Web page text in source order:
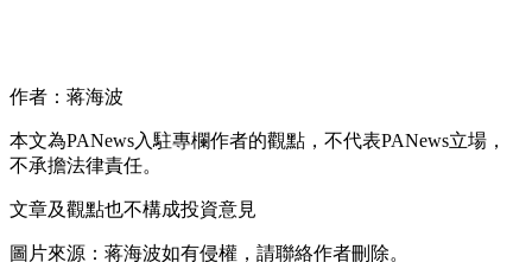
作者：蒋海波
本文為PANews入駐專欄作者的觀點，不代表PANews立場，
不承擔法律責任。
文章及觀點也不構成投資意見
圖片來源：蒋海波如有侵權，請聯絡作者刪除。